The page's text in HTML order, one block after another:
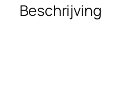
G
rBeschrijving